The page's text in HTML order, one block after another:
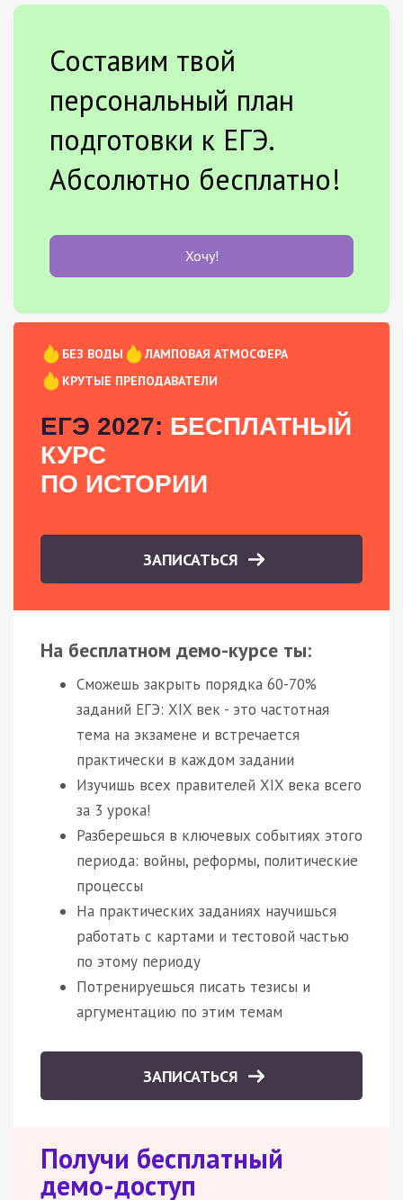
Составим твой
персональный план
подготовки к ЕГЭ.
Абсолютно бесплатно!
Хочу!
БЕЗ ВОДЫ
ЛАМПОВАЯ АТМОСФЕРА
КРУТЫЕ ПРЕПОДАВАТЕЛИ
ЕГЭ 2027: БЕСПЛАТНЫЙ
КУРС
ПО ИСТОРИИ
ЗАПИСАТЬСЯ
На бесплатном демо-курсе ты:
Сможешь закрыть порядка 60-70%
заданий ЕГЭ: XIX век - это частотная
тема на экзамене и встречается
практически в каждом задании
Изучишь всех правителей XIX века всего
за 3 урока!
Разберешься в ключевых событиях этого
периода: войны, реформы, политические
процессы
На практических заданиях научишься
работать с картами и тестовой частью
по этому периоду
Потренируешься писать тезисы и
аргументацию по этим темам
ЗАПИСАТЬСЯ
Получи бесплатный
демо-доступ